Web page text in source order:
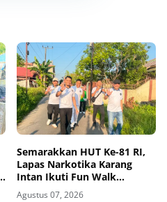
Semarakkan HUT Ke-81 RI,
Lapas Narkotika Karang
Intan Ikuti Fun Walk
Kemenimipas Kalsel
Agustus 07, 2026